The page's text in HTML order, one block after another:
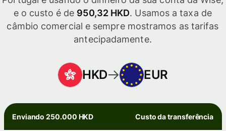
e o custo é de 950,32 HKD. Usamos a taxa de
câmbio comercial e sempre mostramos as tarifas
antecipadamente.
HKD EUR
Enviando 250.000 HKD Custo da transferência